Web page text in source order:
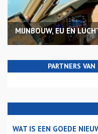
MIJNBOUW, EU EN
PARTNERS
WAT IS EEN GOEDE